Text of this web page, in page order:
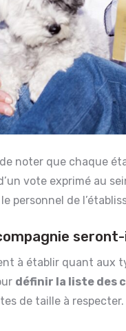
noter que chaque
vote exprimé au
personnel de
à établir quant aux
définir la liste des
de taille à respecter.